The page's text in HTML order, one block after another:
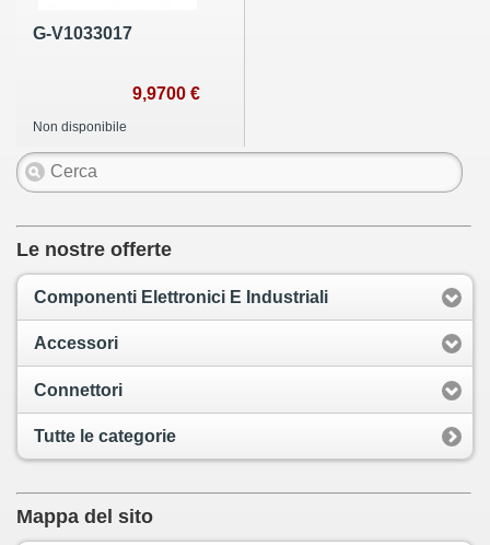
G-V1033017
9,9700 €
Non disponibile
Le nostre offerte
Componenti Elettronici E Industriali
Accessori
Connettori
Tutte le categorie
Mappa del sito